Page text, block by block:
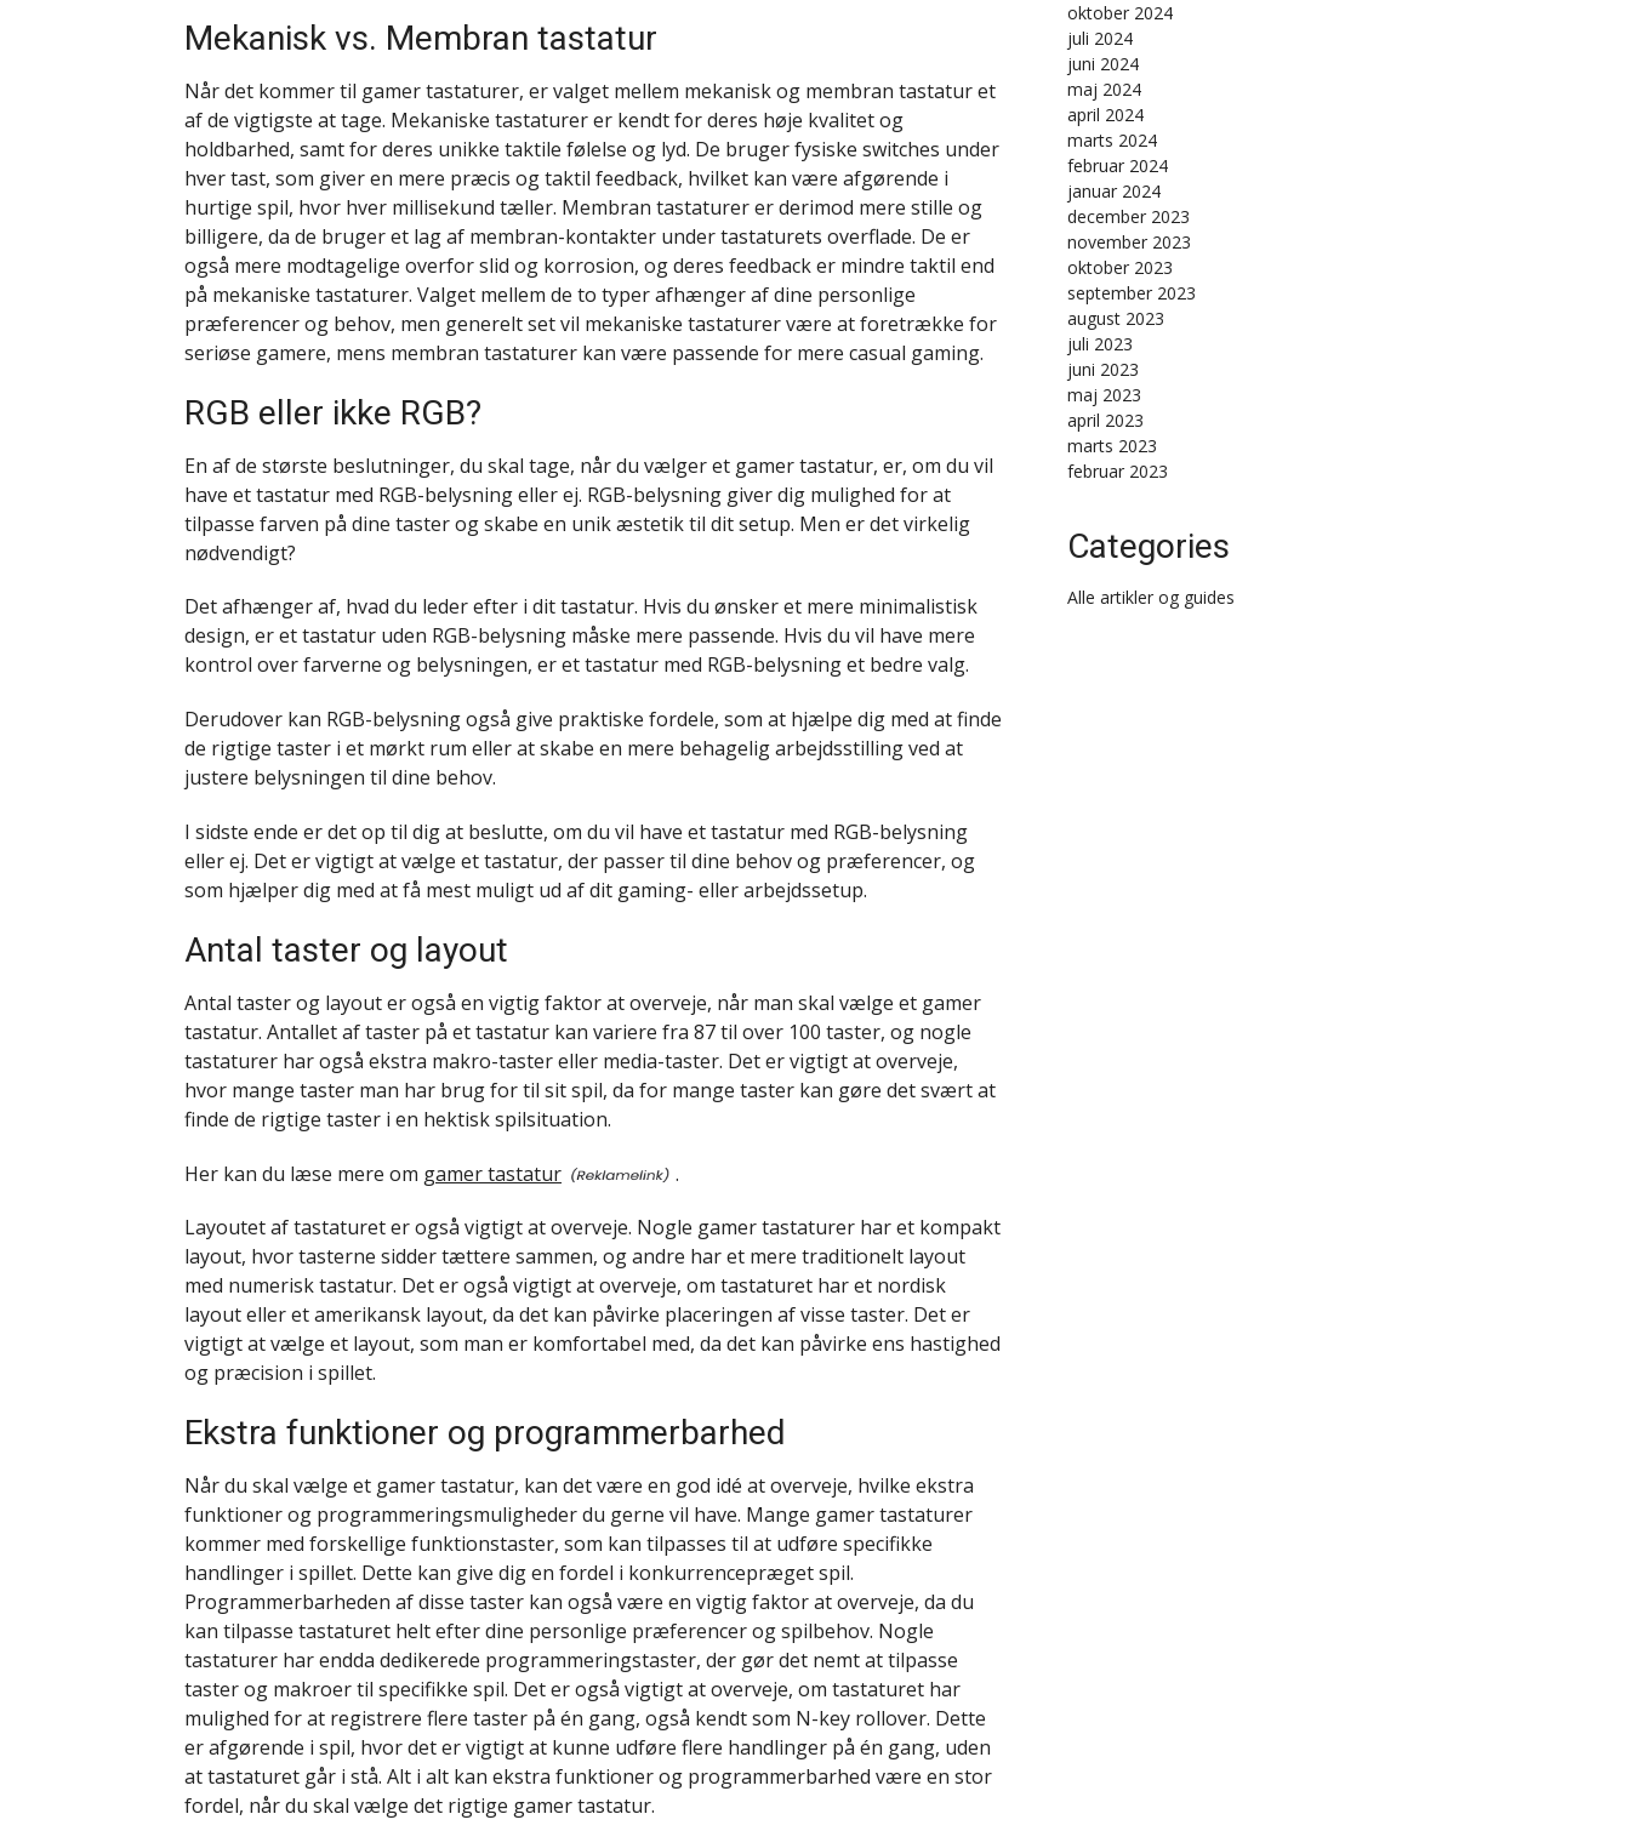
Mekanisk vs. Membran tastatur
Når det kommer til gamer tastaturer, er valget mellem mekanisk og membran tastatur et
af de vigtigste at tage. Mekaniske tastaturer er kendt for deres høje kvalitet og
holdbarhed, samt for deres unikke taktile følelse og lyd. De bruger fysiske switches under
hver tast, som giver en mere præcis og taktil feedback, hvilket kan være afgørende i
hurtige spil, hvor hver millisekund tæller. Membran tastaturer er derimod mere stille og
billigere, da de bruger et lag af membran-kontakter under tastaturets overflade. De er
også mere modtagelige overfor slid og korrosion, og deres feedback er mindre taktil end
på mekaniske tastaturer. Valget mellem de to typer afhænger af dine personlige
præferencer og behov, men generelt set vil mekaniske tastaturer være at foretrække for
seriøse gamere, mens membran tastaturer kan være passende for mere casual gaming.
RGB eller ikke RGB?
En af de største beslutninger, du skal tage, når du vælger et gamer tastatur, er, om du vil
have et tastatur med RGB-belysning eller ej. RGB-belysning giver dig mulighed for at
tilpasse farven på dine taster og skabe en unik æstetik til dit setup. Men er det virkelig
nødvendigt?
Det afhænger af, hvad du leder efter i dit tastatur. Hvis du ønsker et mere minimalistisk
design, er et tastatur uden RGB-belysning måske mere passende. Hvis du vil have mere
kontrol over farverne og belysningen, er et tastatur med RGB-belysning et bedre valg.
Derudover kan RGB-belysning også give praktiske fordele, som at hjælpe dig med at finde
de rigtige taster i et mørkt rum eller at skabe en mere behagelig arbejdsstilling ved at
justere belysningen til dine behov.
I sidste ende er det op til dig at beslutte, om du vil have et tastatur med RGB-belysning
eller ej. Det er vigtigt at vælge et tastatur, der passer til dine behov og præferencer, og
som hjælper dig med at få mest muligt ud af dit gaming- eller arbejdssetup.
Antal taster og layout
Antal taster og layout er også en vigtig faktor at overveje, når man skal vælge et gamer
tastatur. Antallet af taster på et tastatur kan variere fra 87 til over 100 taster, og nogle
tastaturer har også ekstra makro-taster eller media-taster. Det er vigtigt at overveje,
hvor mange taster man har brug for til sit spil, da for mange taster kan gøre det svært at
finde de rigtige taster i en hektisk spilsituation.
Her kan du læse mere om gamer tastatur .
Layoutet af tastaturet er også vigtigt at overveje. Nogle gamer tastaturer har et kompakt
layout, hvor tasterne sidder tættere sammen, og andre har et mere traditionelt layout
med numerisk tastatur. Det er også vigtigt at overveje, om tastaturet har et nordisk
layout eller et amerikansk layout, da det kan påvirke placeringen af visse taster. Det er
vigtigt at vælge et layout, som man er komfortabel med, da det kan påvirke ens hastighed
og præcision i spillet.
Ekstra funktioner og programmerbarhed
Når du skal vælge et gamer tastatur, kan det være en god idé at overveje, hvilke ekstra
funktioner og programmeringsmuligheder du gerne vil have. Mange gamer tastaturer
kommer med forskellige funktionstaster, som kan tilpasses til at udføre specifikke
handlinger i spillet. Dette kan give dig en fordel i konkurrencepræget spil.
Programmerbarheden af disse taster kan også være en vigtig faktor at overveje, da du
kan tilpasse tastaturet helt efter dine personlige præferencer og spilbehov. Nogle
tastaturer har endda dedikerede programmeringstaster, der gør det nemt at tilpasse
taster og makroer til specifikke spil. Det er også vigtigt at overveje, om tastaturet har
mulighed for at registrere flere taster på én gang, også kendt som N-key rollover. Dette
er afgørende i spil, hvor det er vigtigt at kunne udføre flere handlinger på én gang, uden
at tastaturet går i stå. Alt i alt kan ekstra funktioner og programmerbarhed være en stor
fordel, når du skal vælge det rigtige gamer tastatur.
oktober 2024
juli 2024
juni 2024
maj 2024
april 2024
marts 2024
februar 2024
januar 2024
december 2023
november 2023
oktober 2023
september 2023
august 2023
juli 2023
juni 2023
maj 2023
april 2023
marts 2023
februar 2023
Categories
Alle artikler og guides